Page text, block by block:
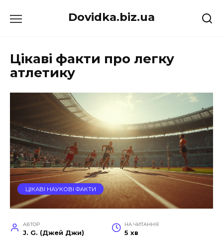
до
Dovidka.biz.ua
Цікаві факти про легку
атлетику
ЦІКАВІ НАУКОВІ ФАКТИ
АВТОР
J. G. (Джей Джи)
НА ЧИТАННЯ
5 хв